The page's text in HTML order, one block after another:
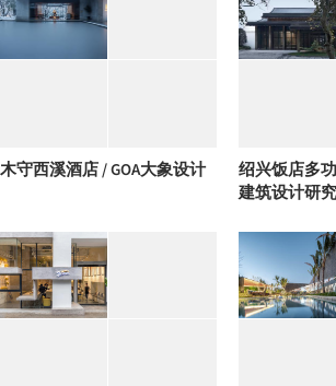
木守西溪酒店 / GOA大象设计
绍兴饭店多
建筑设计研